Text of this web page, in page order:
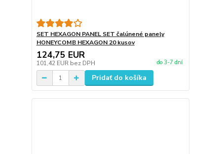
SET HEXAGON PANEL SET čalúnené panely
HONEYCOMB HEXAGON 20 kusov
124,75 EUR
101,42 EUR bez DPH do 3-7 dní
Pridať do košíka